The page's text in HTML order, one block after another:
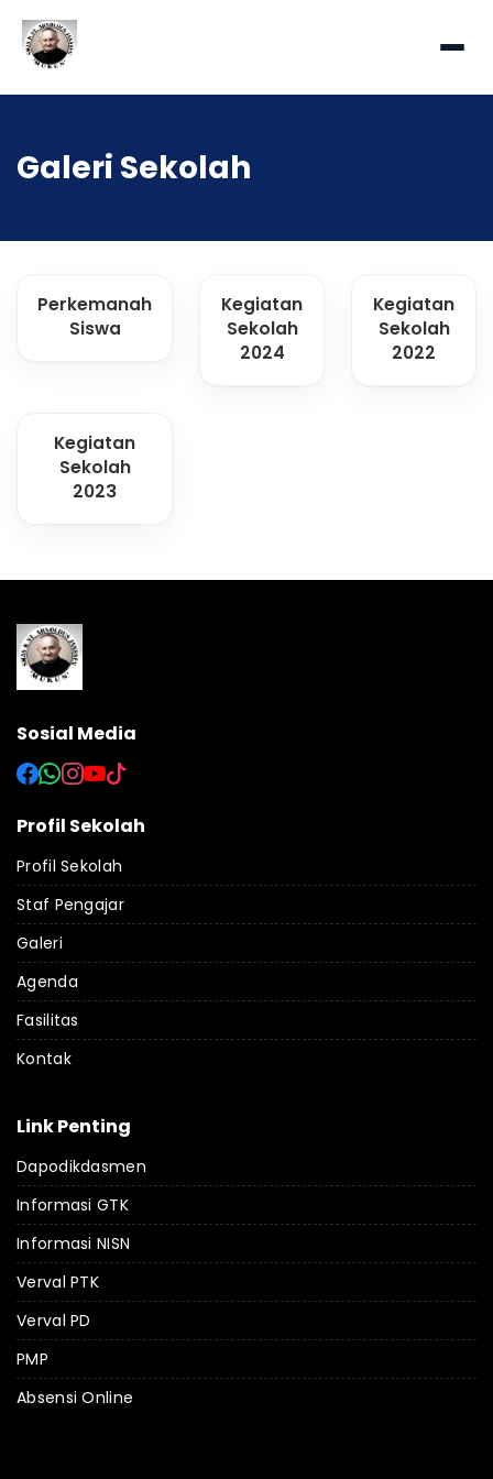
Galeri Sekolah
Perkemanah
Siswa
Kegiatan
Sekolah
2024
Kegiatan
Sekolah
2022
Kegiatan
Sekolah
2023
Sosial Media
Profil Sekolah
Profil Sekolah
Staf Pengajar
Galeri
Agenda
Fasilitas
Kontak
Link Penting
Dapodikdasmen
Informasi GTK
Informasi NISN
Verval PTK
Verval PD
PMP
Absensi Online